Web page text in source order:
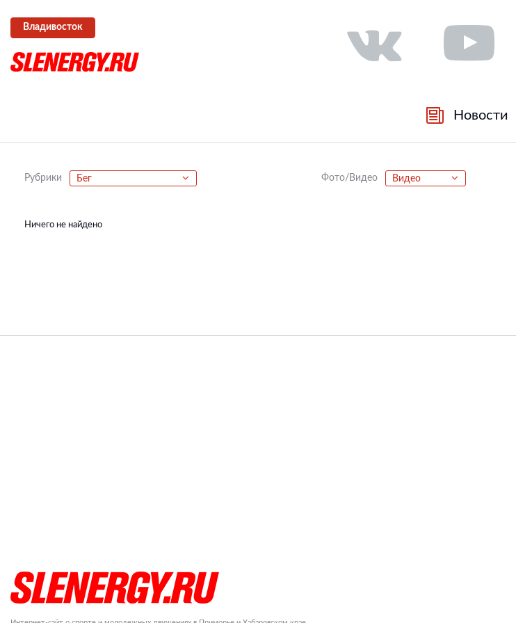
Владивосток
Новости
Рубрики Бег Фото/Видео Видео
Ничего не найдено